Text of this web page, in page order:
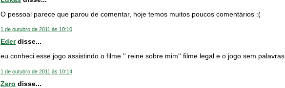
O pessoal parece que parou de comentar, hoje temos muitos poucos comentários :(
1 de outubro de 2011 às 10:10
Ederdisse...
eu conheci esse jogo assistindo o filme '' reine sobre mim'' filme legal e o jogo sem palavras
1 de outubro de 2011 às 10:14
Zero disse...